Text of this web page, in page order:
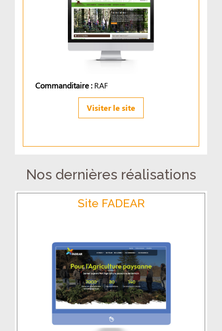
Commanditaire :RAF
Visiter le site
Nos dernières réalisations
Site FADEAR